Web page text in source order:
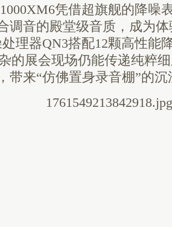
凭借超旗舰的降噪
调音的殿堂级音质，成为
理器QN3搭配12颗高性能
的展会现场仍能传递纯粹
带来“仿佛置身录音棚”的